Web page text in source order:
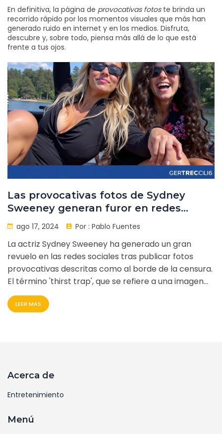
En definitiva, la página de provocativas fotoste brinda un
recorrido rápido por los momentos visuales que más han
generado ruido en internet y en los medios. Disfruta,
descubre y, sobre todo, piensa más allá de lo que está
frente a tus ojos.
Las provocativas fotos de Sydney
Sweeney generan furor en redes
sociales: ¿El poder del 'thirst trap'?
ago 17, 2024 Por : Pablo Fuentes
La actriz Sydney Sweeney ha generado un gran
revuelo en las redes sociales tras publicar fotos
provocativas descritas como al borde de la censura.
El término 'thirst trap', que se refiere a una imagen
provocativa diseñada para atraer atención, ha sido
usado para describir estas fotos. La Opinión Austral
LEER MAS
Acerca de
Entretenimiento
Menú